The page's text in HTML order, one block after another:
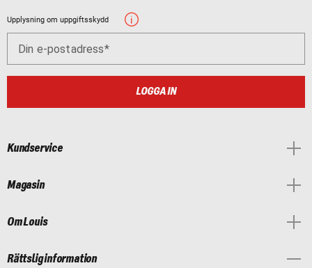
Upplysning om uppgiftsskydd
Din e-postadress
LOGGA IN
Kundservice
Magasin
Om Louis
Rättslig information